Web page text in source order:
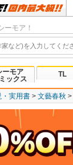
ーモア！
ーモア
ックス
TL
・実用書 文藝春秋